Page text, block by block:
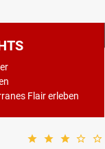
Flair erleben